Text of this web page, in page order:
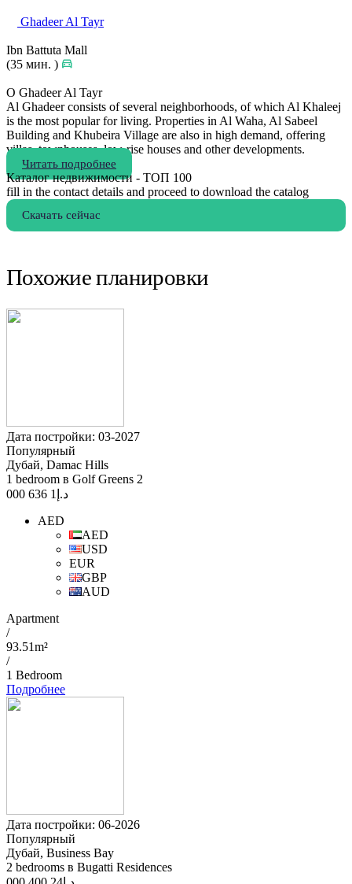
Ghadeer Al Tayr
Ibn Battuta Mall
(35 мин. )
О Ghadeer Al Tayr
Al Ghadeer consists of several neighborhoods, of which Al Khaleej
is the most popular for living. Properties in Al Waha, Al Sabeel
Building and Khubeira Village are also in high demand, offering
villas, townhouses, low-rise houses and other developments.
Читать подробнее
Каталог недвижимости - ТОП 100
fill in the contact details and proceed to download the catalog
Скачать сейчас
Похожие планировки
Дата постройки: 03-2027
Популярный
Дубай, Damac Hills
1 bedroom в Golf Greens 2
د.إ 1 636 000
AED
AED
USD
EUR
GBP
AUD
Apartment
/
93.51m²
/
1 Bedroom
Подробнее
Дата постройки: 06-2026
Популярный
Дубай, Business Bay
2 bedrooms в Bugatti Residences